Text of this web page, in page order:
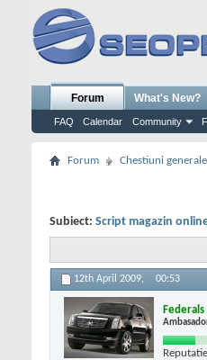
Forum
FAQ Calendar Community
What's New?
Forum Chestiuni generale
Subiect: Script magazin
12th April 2009, 00:53
Federals